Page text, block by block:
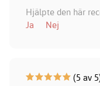
Hjälpte den här
Ja
Nej
(5 av